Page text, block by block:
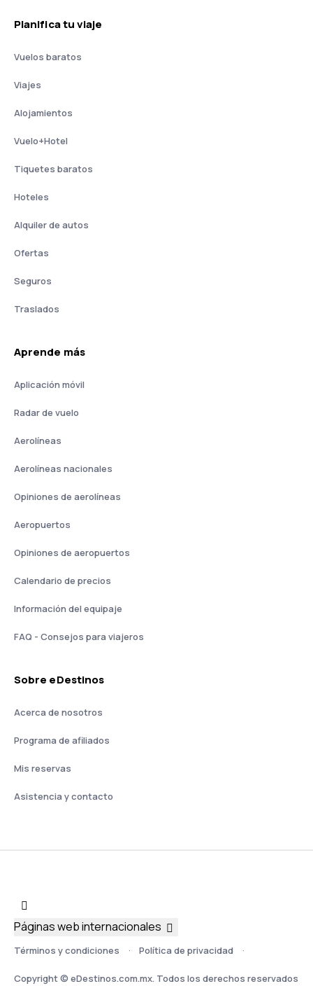
Planifica tu viaje
Vuelos baratos
Viajes
Alojamientos
Vuelo+Hotel
Tiquetes baratos
Hoteles
Alquiler de autos
Ofertas
Seguros
Traslados
Aprende más
Aplicación móvil
Radar de vuelo
Aerolíneas
Aerolíneas nacionales
Opiniones de aerolíneas
Aeropuertos
Opiniones de aeropuertos
Calendario de precios
Información del equipaje
FAQ - Consejos para viajeros
Sobre eDestinos
Acerca de nosotros
Programa de afiliados
Mis reservas
Asistencia y contacto
Términos y condiciones Política de privacidad
Copyright © eDestinos.com.mx. Todos los derechos reservados
Páginas web internacionales